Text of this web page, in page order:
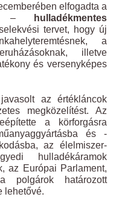
elfogadta a
–
hulladékmentes
tervet, hogy új
a
illetve
és versenyképes
az értékláncok
megközelítést. Az
a körforgásra
és -
az élelmiszer-
hulladékáramok
az Európai Parlament,
határozott
lehetővé.